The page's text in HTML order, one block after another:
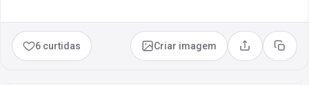
6 curtidas Criar imagem Compartilhar
Copiar